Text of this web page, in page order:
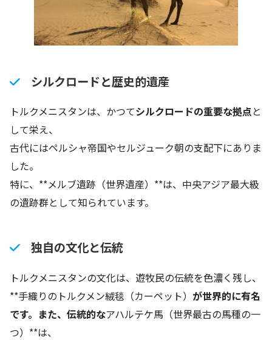
シルクロードと歴史的遺産
トルクメニスタンは、かつてシルクロードの重要な拠点と
して栄え、
古代にはペルシャ帝国やセルジューク朝の支配下にありま
した。
特に、**メルブ遺跡（世界遺産）**は、中央アジア最大級
の遺跡群として知られています。
独自の文化と伝統
トルクメニスタンの文化は、遊牧民の伝統を色濃く残し、
**手織りのトルクメン絨毯（カーペット） が世界的に有名
です。 また、伝統的なアハルテケ馬（世界最古の馬種の一
つ）**は、